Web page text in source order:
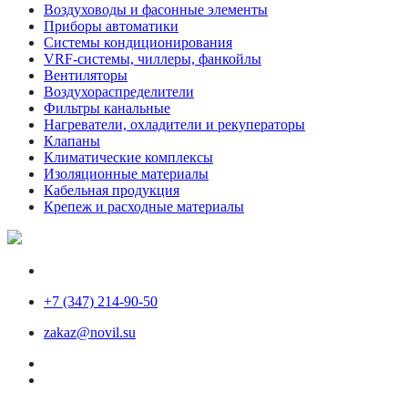
Воздуховоды и фасонные элементы
Приборы автоматики
Системы кондиционирования
VRF-системы, чиллеры, фанкойлы
Вентиляторы
Воздухораспределители
Фильтры канальные
Нагреватели, охладители и рекуператоры
Клапаны
Климатические комплексы
Изоляционные материалы
Кабельная продукция
Крепеж и расходные материалы
+7 (347) 214-90-50
zakaz@novil.su